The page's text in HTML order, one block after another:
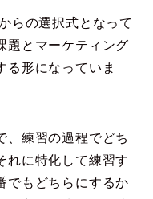
らの選択式となって
題とマーケティング
る形になっていま
、練習の過程でどち
れに特化して練習す
でもどちらにするか